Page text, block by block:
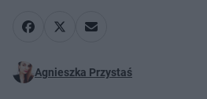
Agnieszka Przystaś